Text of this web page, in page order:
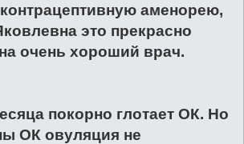
аменорею,
это прекрасно
очень хороший врач.
покорно глотает ОК. Но
ОК овуляция не